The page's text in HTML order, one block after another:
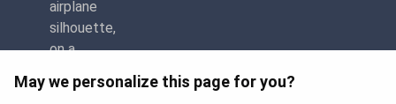
May we personalize this page for you?